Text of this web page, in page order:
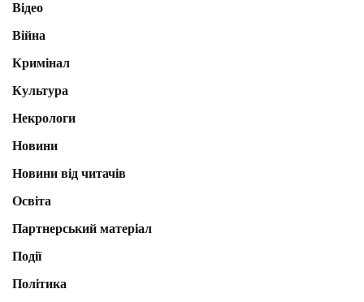
Відео
Війна
Кримінал
Культура
Некрологи
Новини
Новини від читачів
Освіта
Партнерський матеріал
Події
Політика